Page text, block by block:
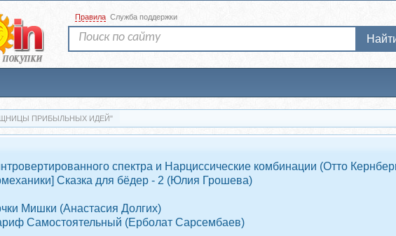
Правила Служба поддержки
ПРИБЫЛЬНЫХ ИДЕЙ"
спектра и Нарциссические комбинации (Отто
Сказка для бёдер - 2 (Юлия Грошева)
Мишки (Анастасия Долгих)
Самостоятельный (Ерболат Сарсембаев)